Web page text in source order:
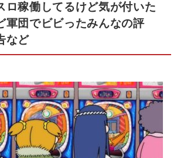
ロ稼働してるけど気が付いた
軍団でビビったみんなの評
など